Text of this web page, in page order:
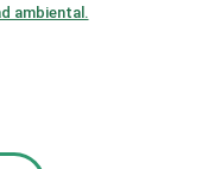
ambiental.